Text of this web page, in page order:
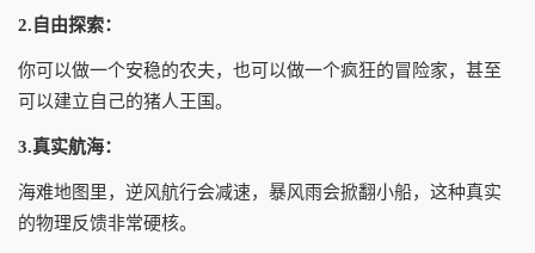
2.自由探索：
你可以做一个安稳的农夫，也可以做一个疯狂的冒险家，甚至
可以建立自己的猪人王国。
3.真实航海：
海难地图里，逆风航行会减速，暴风雨会掀翻小船，这种真实
的物理反馈非常硬核。